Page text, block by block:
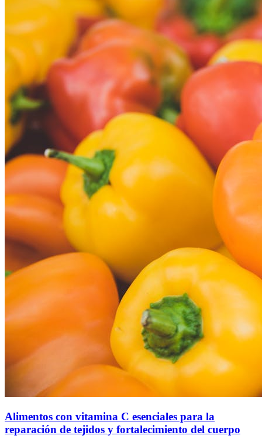
Alimentos con vitamina C esenciales para la
reparación de tejidos y fortalecimiento del cuerpo